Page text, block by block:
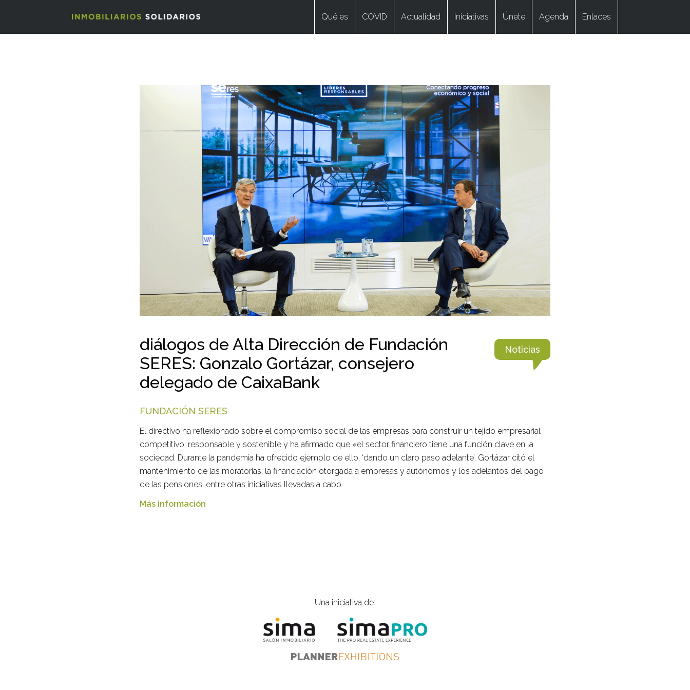
Qué es COVID Actualidad Iniciativas Únete Agenda Enlaces
diálogos de Alta Dirección de Fundación
SERES: Gonzalo Gortázar, consejero
delegado de CaixaBank
Noticias
FUNDACIÓN SERES
El directivo ha reflexionado sobre el compromiso social de las empresas para construir un tejido empresarial
competitivo, responsable y sostenible y ha afirmado que «el sector financiero tiene una función clave en la
sociedad. Durante la pandemia ha ofrecido ejemplo de ello, ‘dando un claro paso adelante’. Gortázar citó el
mantenimiento de las moratorias, la financiación otorgada a empresas y autónomos y los adelantos del pago
de las pensiones, entre otras iniciativas llevadas a cabo.
Más información
Una iniciativa de: